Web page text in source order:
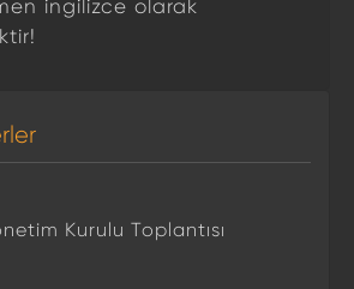
ingilizce olarak
Kurulu Toplantısı